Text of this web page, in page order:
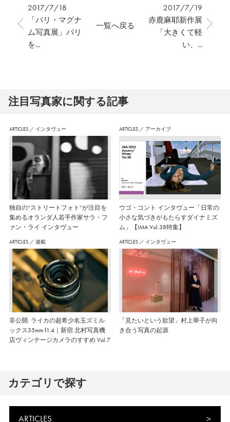
2017/7/18
「パリ・マグナ
ム写真展」パリ
を...
2017/7/19
赤鹿麻耶新作展
「大きくて軽
い、...
一覧へ戻る
注⽬写真家に関する記事
ARTICLES ／ インタヴュー
独自の“ストリートフォト”が注目を
集めるオランダ人若手作家サラ・フ
ァン・ライ インタヴュー
ARTICLES ／ アーカイブ
ウゴ・コント インタヴュー「日常の
小さな気づきがもたらすダイナミズ
ム」【IMA Vol.38特集】
ARTICLES ／ 連載
非公開: ライカの超希少名玉ズミル
ックス35mm f1.4｜新宿 北村写真機
店ヴィンテージカメラのすすめ Vol.7
ARTICLES ／ インタヴュー
「見たいという欲望」村上華子が向
き合う写真の起源
カテゴリで探す
ARTICLES